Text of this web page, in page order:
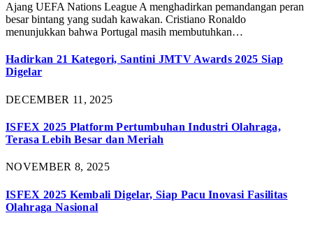
Ajang UEFA Nations League A menghadirkan pemandangan peran
besar bintang yang sudah kawakan. Cristiano Ronaldo
menunjukkan bahwa Portugal masih membutuhkan…
Hadirkan 21 Kategori, Santini JMTV Awards 2025 Siap
Digelar
DECEMBER 11, 2025
ISFEX 2025 Platform Pertumbuhan Industri Olahraga,
Terasa Lebih Besar dan Meriah
NOVEMBER 8, 2025
ISFEX 2025 Kembali Digelar, Siap Pacu Inovasi Fasilitas
Olahraga Nasional